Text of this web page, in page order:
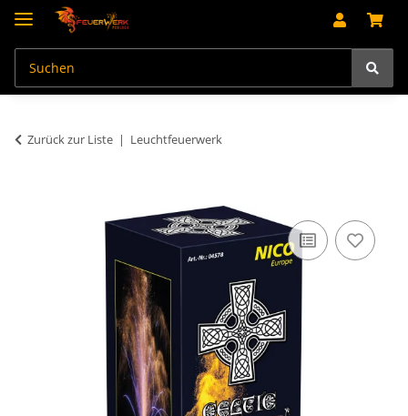
Zurück zur Liste Leuchtfeuerwerk
An dieser Stelle findest Du Inhalte von Drittanbietern (Youtube).
Möchtest Du Inhalte von Drittanbietern angezeigt bekommen, klicke
bitte in den Einstellungen zur Privatssphäre "Alle akzeptieren" und
lade anschließend die Seite neu.